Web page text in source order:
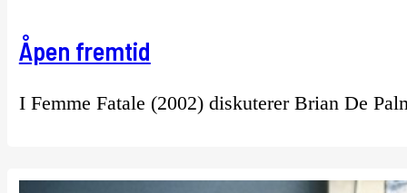
Åpen fremtid
I Femme Fatale (2002) diskuterer Brian De